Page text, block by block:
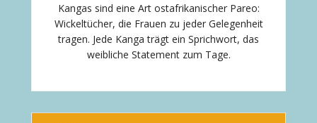
Kangas sind eine Art ostafrikanischer Pareo:
Wickeltücher, die Frauen zu jeder Gelegenheit
tragen. Jede Kanga trägt ein Sprichwort, das
weibliche Statement zum Tage.